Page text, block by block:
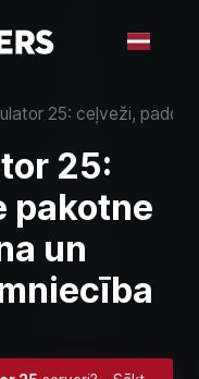
25: ceļveži,
25:
pakotne
un